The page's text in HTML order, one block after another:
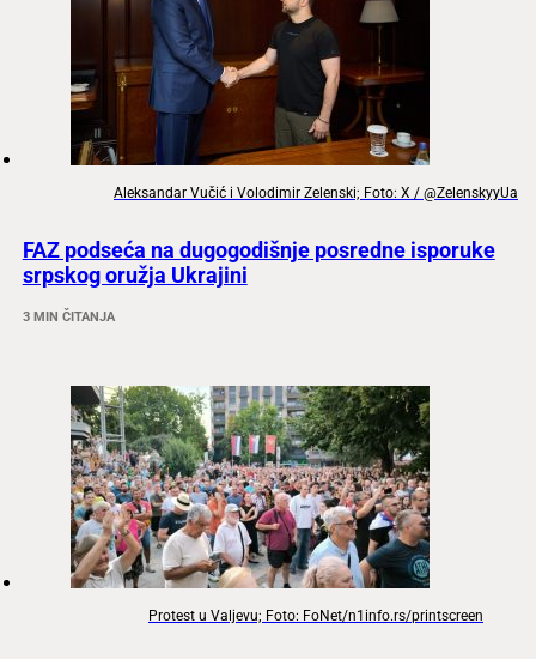
Aleksandar Vučić i Volodimir Zelenski; Foto: X / @ZelenskyyUa
FAZ podseća na dugogodišnje posredne isporuke
srpskog oružja Ukrajini
3 MIN ČITANJA
Protest u Valjevu; Foto: FoNet/n1info.rs/printscreen